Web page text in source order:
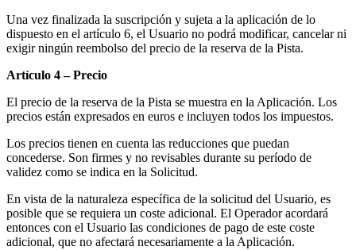
Una vez finalizada la suscripción y sujeta a la aplicación de lo
dispuesto en el artículo 6, el Usuario no podrá modificar, cancelar ni
exigir ningún reembolso del precio de la reserva de la Pista.
Artículo 4 – Precio
El precio de la reserva de la Pista se muestra en la Aplicación. Los
precios están expresados ​​en euros e incluyen todos los impuestos.
Los precios tienen en cuenta las reducciones que puedan
concederse. Son firmes y no revisables durante su período de
validez como se indica en la Solicitud.
En vista de la naturaleza específica de la solicitud del Usuario, es
posible que se requiera un coste adicional. El Operador acordará
entonces con el Usuario las condiciones de pago de este coste
adicional, que no afectará necesariamente a la Aplicación.